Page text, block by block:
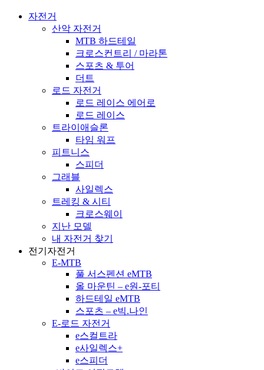
자전거
산악 자전거
MTB 하드테일
크로스컨트리 / 마라톤
스포츠 & 투어
더트
로드 자전거
로드 레이스 에어로
로드 레이스
트라이애슬론
타임 워프
피트니스
스피더
그래블
사일렉스
트레킹 & 시티
크로스웨이
지난 모델
내 자전거 찾기
전기자전거
E-MTB
풀 서스펜션 eMTB
올 마운틴 – e원-포티
하드테일 eMTB
스포츠 – e빅.나인
E-로드 자전거
e스컬트라
e사일렉스+
e스피더